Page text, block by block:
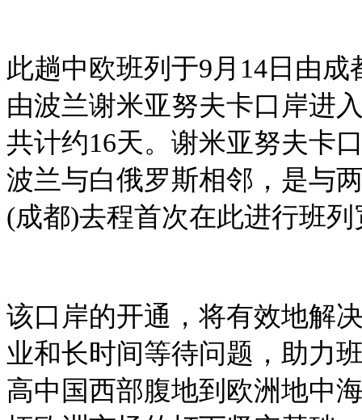
此趟中欧班列于9月14日由
由波兰谢米亚努夫卡口岸进
共计约16天。谢米亚努夫卡
波兰与白俄罗斯相邻，是与
(成都)去程首次在此进行班
该口岸的开通，将有效地解
业和长时间等待问题，助力
高中国西部腹地到欧洲地中